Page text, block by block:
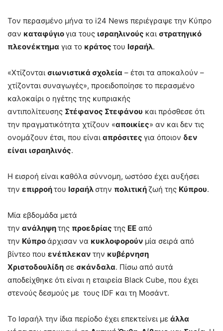
Τον περασμένο μήνα το i24 News περιέγραψε την Κύπρο
σαν καταφύγιογια τους ισραηλινούς και στρατηγικό
πλεονέκτημα για το κράτος του Ισραήλ.
«Χτίζονται σιωνιστικά σχολεία – έτσι τα αποκαλούν –
χτίζονται συναγωγές», προειδοποίησε το περασμένο
καλοκαίρι ο ηγέτης της κυπριακής
αντιπολίτευσης Στέφανος Στεφάνου και πρόσθεσε ότι
την πραγματικότητα χτίζουν «αποικίες» αν και δεν τις
ονομάζουν έτσι, που είναι απρόσιτες για όποιον δεν
είναι ισραηλινός.
Η εισροή είναι καθόλα σύννομη, ωστόσο έχει αυξήσει
την επιρροήτου Ισραήλ στην πολιτικήζωή της Κύπρου.
Μία εβδομάδα μετά
την ανάληψητης προεδρίας της ΕΕ από
την Κύπροάρχισαν να κυκλοφορούν μία σειρά από
βίντεο που ενέπλεκαν την κυβέρνηση
Χριστοδουλίδη σε σκάνδαλα. Πίσω από αυτά
αποδείχθηκε ότι είναι η εταιρεία Black Cube, που έχει
στενούς δεσμούς με τους IDF και τη Μοσάντ.
Το Ισραήλ την ίδια περίοδο έχει επεκτείνει με άλλα